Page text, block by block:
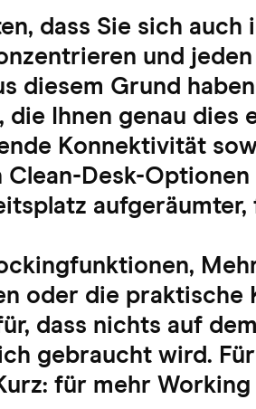
dass Sie sich auch
und
diesem Grund
die Ihnen genau dies
Konnektivität
Clean-Desk-
oder die praktische
dass nichts auf
gebraucht wird.
für mehr